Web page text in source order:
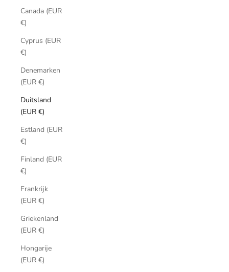
Canada (EUR
€)
Cyprus (EUR
€)
Denemarken
(EUR €)
Duitsland
(EUR €)
Estland (EUR
€)
Finland (EUR
€)
Frankrijk
(EUR €)
Griekenland
(EUR €)
Hongarije
(EUR €)